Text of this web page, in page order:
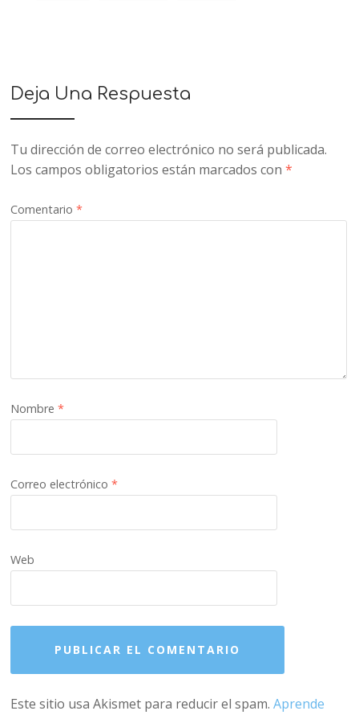
Deja Una Respuesta
Tu dirección de correo electrónico no será publicada.
Los campos obligatorios están marcados con*
Comentario*
Nombre*
Correo electrónico*
Web
Este sitio usa Akismet para reducir el spam.Aprende